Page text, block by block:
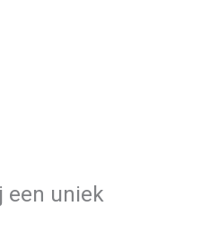
een uniek